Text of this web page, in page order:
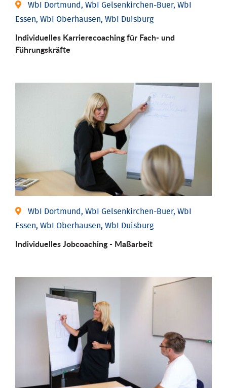
WbI Dortmund, WbI Gelsenkirchen-Buer, WbI
Essen, WbI Oberhausen, WbI Duisburg
Individu­elles Karrierecoaching für Fach-­ und
Führungs­kräfte
WbI Dortmund, WbI Gelsenkirchen-Buer, WbI
Essen, WbI Oberhausen, WbI Duisburg
Individu­elles Job­coaching - Maßarbeit